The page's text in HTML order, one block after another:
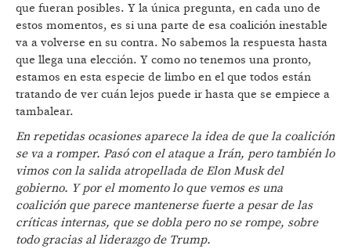
que fueran posibles. Y la única pregunta, en cada uno de
estos momentos, es si una parte de esa coalición inestable
va a volverse en su contra. No sabemos la respuesta hasta
que llega una elección. Y como no tenemos una pronto,
estamos en esta especie de limbo en el que todos están
tratando de ver cuán lejos puede ir hasta que se empiece a
tambalear.
En repetidas ocasiones aparece la idea de que la coalición
se va a romper. Pasó con el ataque a Irán, pero también lo
vimos con la salida atropellada de Elon Musk del
gobierno. Y por el momento lo que vemos es una
coalición que parece mantenerse fuerte a pesar de las
críticas internas, que se dobla pero no se rompe, sobre
todo gracias al liderazgo de Trump.